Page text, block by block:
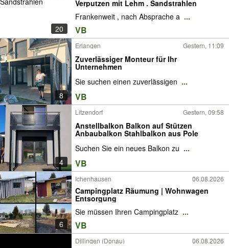
20
Verputzen mit Lehm . Sandstrahlen
Frankenweit , nach Absprache a ...
VB
8
Erlangen Gestern, 11:09
Zuverlässiger Monteur für Ihr
Unternehmen
Sie suchen einen zuverlässigen ...
VB
4
Litzendorf Gestern, 09:58
Anstellbalkon Balkon auf Stützen
Anbaubalkon Stahlbalkon aus Pole
Suchen Sie ein neues Balkon zu ...
VB
6
Ichenhausen 06.08.2026
Campingplatz Räumung | Wohnwagen
Entsorgung
Sie müssen Ihren Campingplatz ...
VB
Dillingen (Donau) 06.08.2026